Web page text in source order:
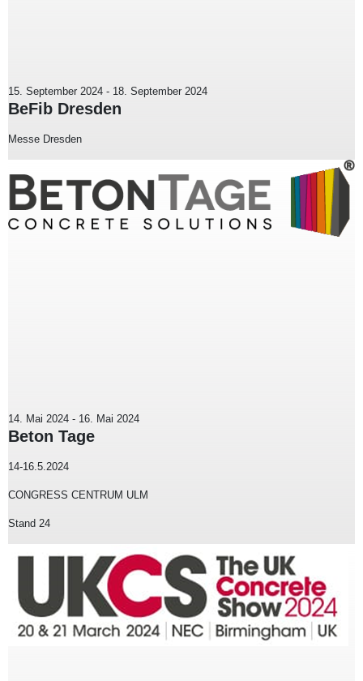
15. September 2024 - 18. September 2024
BeFib Dresden
Messe Dresden
14. Mai 2024 - 16. Mai 2024
Beton Tage
14-16.5.2024
CONGRESS CENTRUM ULM
Stand 24